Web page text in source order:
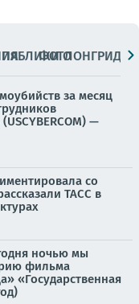
ПАБЛИКИ
ФОТОЛОНГРИДЫ
за месяц
—
со
ТАСС в
ночью мы
фильма
«Государственная